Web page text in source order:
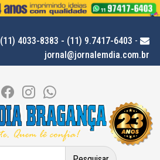
(11) 4033-8383 - (11) 9.7417-6403 -
jornal@jornalemdia.com.br